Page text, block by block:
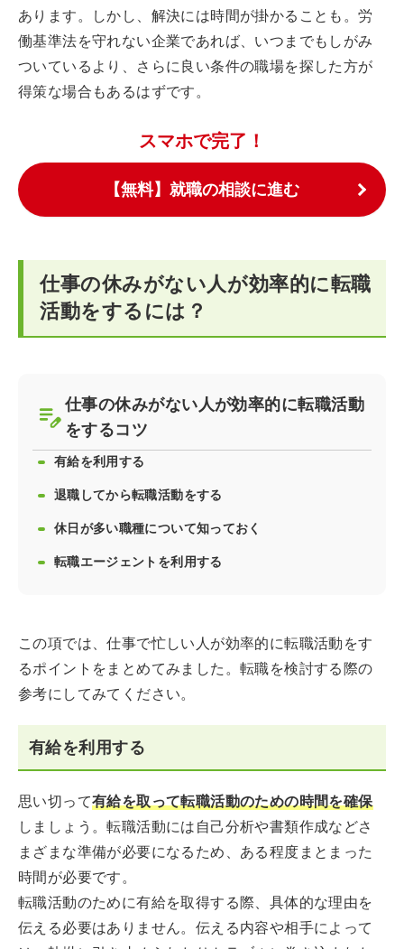
あります。しかし、解決には時間が掛かることも。労
働基準法を守れない企業であれば、いつまでもしがみ
ついているより、さらに良い条件の職場を探した方が
得策な場合もあるはずです。
スマホで完了！
【無料】就職の相談に進む
仕事の休みがない人が効率的に転職
活動をするには？
仕事の休みがない人が効率的に転職活動
をするコツ
有給を利用する
退職してから転職活動をする
休日が多い職種について知っておく
転職エージェントを利用する
この項では、仕事で忙しい人が効率的に転職活動をす
るポイントをまとめてみました。転職を検討する際の
参考にしてみてください。
有給を利用する
思い切って有給を取って転職活動のための時間を確保
しましょう。転職活動には自己分析や書類作成などさ
まざまな準備が必要になるため、ある程度まとまった
時間が必要です。
転職活動のために有給を取得する際、具体的な理由を
伝える必要はありません。伝える内容や相手によって